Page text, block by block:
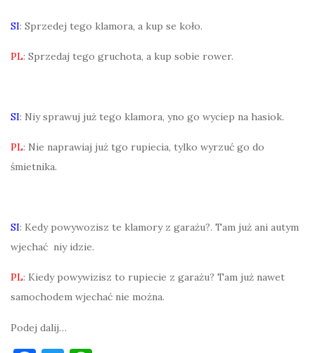
SI: Sprzedej tego klamora, a kup se koło.
PL: Sprzedaj tego gruchota, a kup sobie rower.
SI: Niy sprawuj już tego klamora, yno go wyciep na hasiok.
PL: Nie naprawiaj już tgo rupiecia, tylko wyrzuć go do
śmietnika.
SI: Kedy powywozisz te klamory z garażu?. Tam już ani autym
wjechać niy idzie.
PL: Kiedy powywizisz to rupiecie z garażu? Tam już nawet
samochodem wjechać nie można.
Podej dalij…